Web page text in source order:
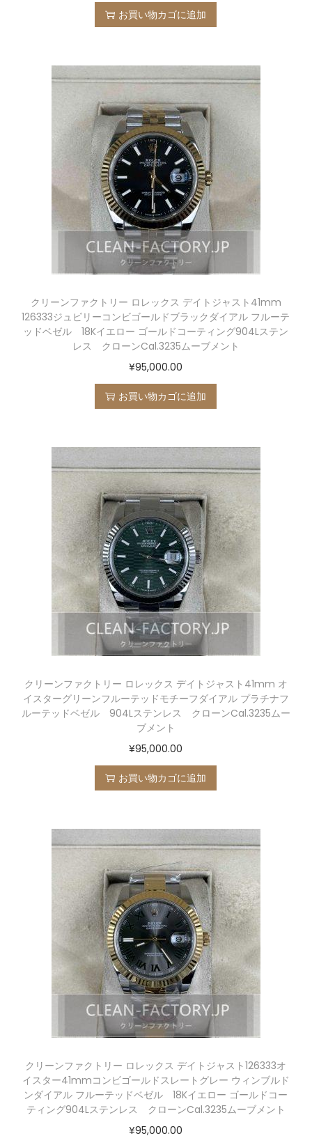
お買い物カゴに追加
クリーンファクトリー ロレックス デイトジャスト41mm
126333ジュビリーコンビゴールドブラックダイアル フルーテ
ッドベゼル 18Kイエロー ゴールドコーティング904Lステン
レス クローンCal.3235ムーブメント
¥95,000.00
お買い物カゴに追加
クリーンファクトリー ロレックス デイトジャスト41mm オ
イスターグリーンフルーテッドモチーフダイアル プラチナフ
ルーテッドベゼル 904Lステンレス クローンCal.3235ムー
ブメント
¥95,000.00
お買い物カゴに追加
クリーンファクトリー ロレックス デイトジャスト126333オ
イスター41mmコンビゴールドスレートグレー ウィンブルド
ンダイアル フルーテッドベゼル 18Kイエロー ゴールドコー
ティング904Lステンレス クローンCal.3235ムーブメント
¥95,000.00